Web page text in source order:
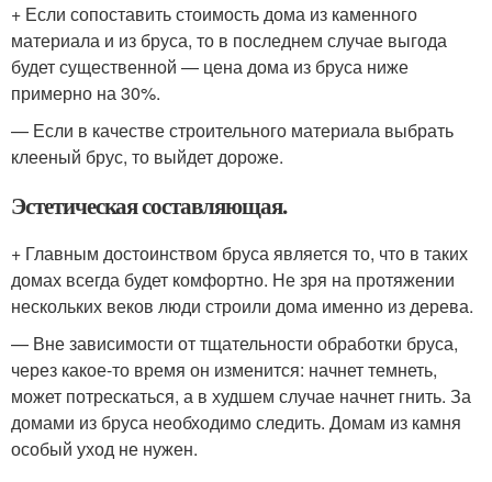
+ Если сопоставить стоимость дома из каменного
материала и из бруса, то в последнем случае выгода
будет существенной — цена дома из бруса ниже
примерно на 30%.
— Если в качестве строительного материала выбрать
клееный брус, то выйдет дороже.
Эстетическая составляющая.
+ Главным достоинством бруса является то, что в таких
домах всегда будет комфортно. Не зря на протяжении
нескольких веков люди строили дома именно из дерева.
— Вне зависимости от тщательности обработки бруса,
через какое-то время он изменится: начнет темнеть,
может потрескаться, а в худшем случае начнет гнить. За
домами из бруса необходимо следить. Домам из камня
особый уход не нужен.